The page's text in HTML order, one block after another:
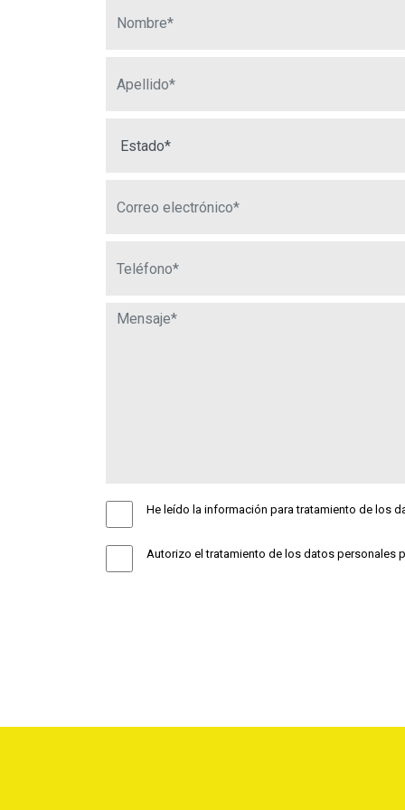
He leído la información para tratamiento de los
Autorizo el tratamiento de los datos personales